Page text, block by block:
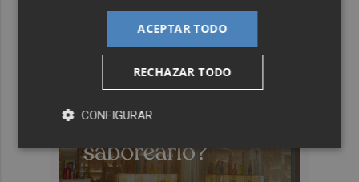
ACEPTAR TODO
RECHAZAR TODO
CONFIGURAR